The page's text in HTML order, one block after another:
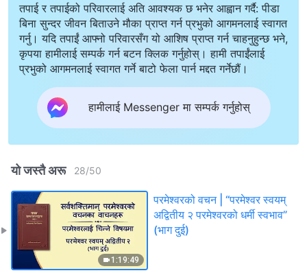
तपाई र तपाईको परिवारलाई अति आवश्यक छ भनेर आह्वान गर्दै: पीडा
बिना सुन्दर जीवन बिताउने मौका प्राप्त गर्न प्रभुको आगमनलाई स्वागत
गर्नु। यदि तपाईं आफ्नो परिवारसँग यो आशिष प्राप्त गर्न चाहनुहुन्छ भने,
कृपया हामीलाई सम्पर्क गर्न बटन क्लिक गर्नुहोस्। हामी तपाईंलाई
प्रभुको आगमनलाई स्वागत गर्ने बाटो फेला पार्न मद्दत गर्नेछौं।
हामीलाई Messenger मा सम्पर्क गर्नुहोस्
यो जस्तै अरू 28/50
1:19:49
परमेश्‍वरको वचन | “परमेश्‍वर स्वयम्
अद्वितीय २ परमेश्‍वरको धर्मी स्वभाव”
(भाग दुई)